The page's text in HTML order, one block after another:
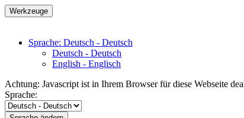
Werkzeuge
Sprache: Deutsch - Deutsch
Deutsch - Deutsch
English - Englisch
Achtung: Javascript ist in Ihrem Browser für diese Webseite
Sprache: